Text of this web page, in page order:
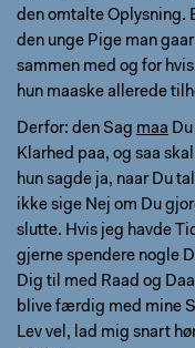
den omtalte Oplysning.
den unge Pige man
sammen med og for
hun maaske allerede
Derfor: den Sag maa
Klarhed paa, og saa
hun sagde ja, naar Du
ikke sige Nej om Du
slutte. Hvis jeg havde
gjerne spendere nogle
Dig til med Raad og
blive færdig med mine
Lev vel, lad mig snart